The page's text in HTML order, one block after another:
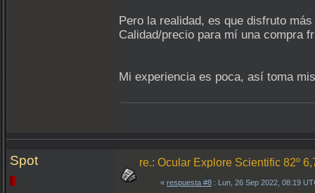
Pero la realidad, es que disfruto
Calidad/precio para mí una compra
Mi experiencia es poca, así toma
Spot re.: Ocular Explore Scientific 82º
« respuesta #8 : Lun, 26 Sep 2022, 08:19